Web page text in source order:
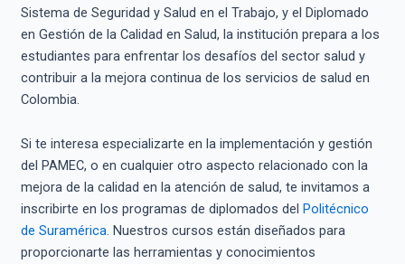
Sistema de Seguridad y Salud en el Trabajo, y el Diplomado
en Gestión de la Calidad en Salud, la institución prepara a los
estudiantes para enfrentar los desafíos del sector salud y
contribuir a la mejora continua de los servicios de salud en
Colombia.
Si te interesa especializarte en la implementación y gestión
del PAMEC, o en cualquier otro aspecto relacionado con la
mejora de la calidad en la atención de salud, te invitamos a
inscribirte en los programas de diplomados del Politécnico
de Suramérica. Nuestros cursos están diseñados para
proporcionarte las herramientas y conocimientos